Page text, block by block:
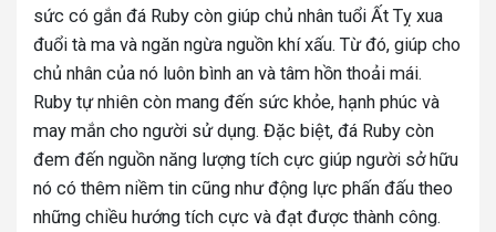
sức có gắn đá Ruby còn giúp chủ nhân tuổi Ất Tỵ xua
đuổi tà ma và ngăn ngừa nguồn khí xấu. Từ đó, giúp cho
chủ nhân của nó luôn bình an và tâm hồn thoải mái.
Ruby tự nhiên còn mang đến sức khỏe, hạnh phúc và
may mắn cho người sử dụng. Đặc biệt, đá Ruby còn
đem đến nguồn năng lượng tích cực giúp người sở hữu
nó có thêm niềm tin cũng như động lực phấn đấu theo
những chiều hướng tích cực và đạt được thành công.